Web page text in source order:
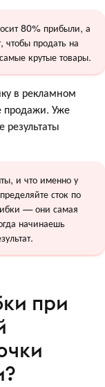
80% прибыли, а
продать на
крутые товары.
в рекламном
продажи. Уже
и что именно у
сток по
— они самая
начинаешь
при